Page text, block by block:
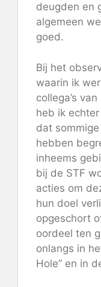
deugden en
algemeen
goed.
Bij het
waarin ik
collega’s
heb ik
dat
hebben
inheems
bij de STF
acties om
hun doel
opgeschort
oordeel ten
onlangs in
Hole” en in